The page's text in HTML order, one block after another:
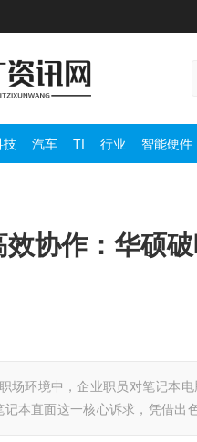
技 汽车 TI 行业 智能硬件
协作：华硕
场环境中，企业职员对笔记本
本直面这一核心诉求，凭借出